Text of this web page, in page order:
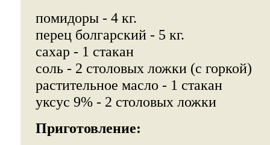
помидоры - 4 кг.
перец болгарский - 5 кг.
сахар - 1 стакан
соль - 2 столовых ложки (с горкой)
растительное масло - 1 стакан
уксус 9% - 2 столовых ложки
Приготовление: